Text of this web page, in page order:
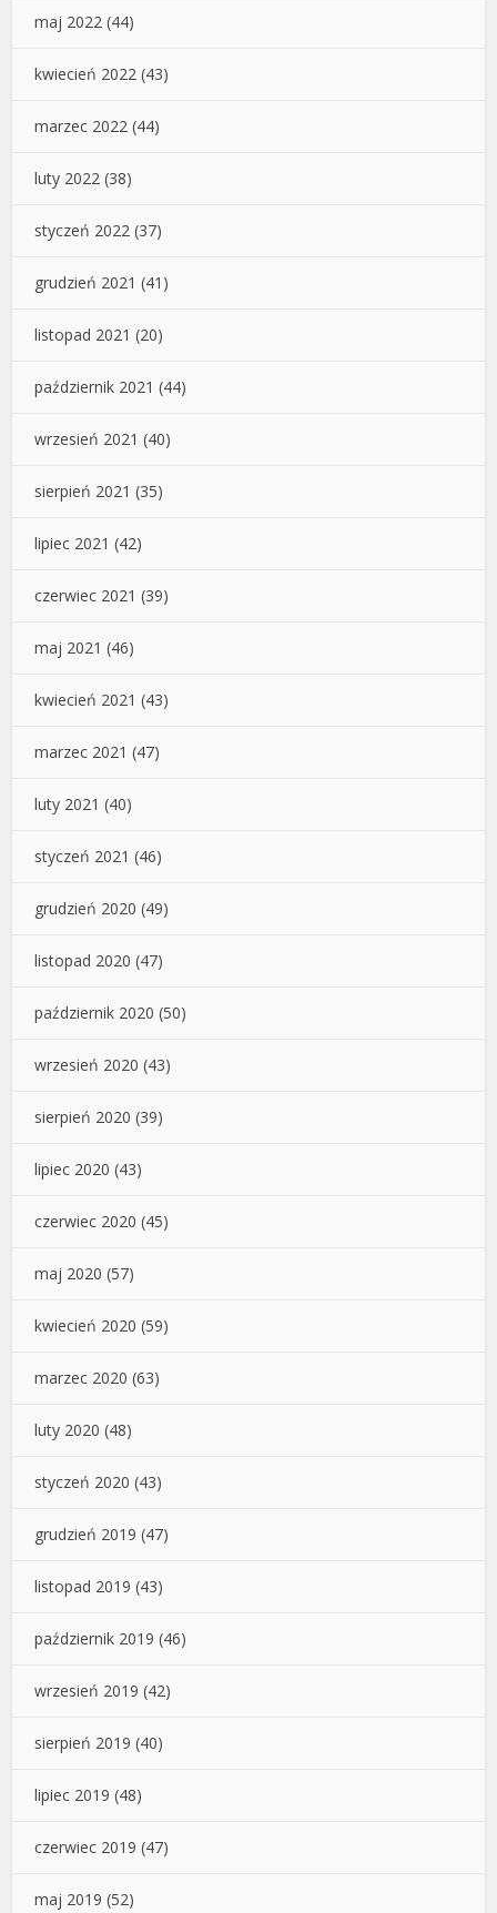
maj 2022 (44)
kwiecień 2022 (43)
marzec 2022 (44)
luty 2022 (38)
styczeń 2022 (37)
grudzień 2021 (41)
listopad 2021 (20)
październik 2021 (44)
wrzesień 2021 (40)
sierpień 2021 (35)
lipiec 2021 (42)
czerwiec 2021 (39)
maj 2021 (46)
kwiecień 2021 (43)
marzec 2021 (47)
luty 2021 (40)
styczeń 2021 (46)
grudzień 2020 (49)
listopad 2020 (47)
październik 2020 (50)
wrzesień 2020 (43)
sierpień 2020 (39)
lipiec 2020 (43)
czerwiec 2020 (45)
maj 2020 (57)
kwiecień 2020 (59)
marzec 2020 (63)
luty 2020 (48)
styczeń 2020 (43)
grudzień 2019 (47)
listopad 2019 (43)
październik 2019 (46)
wrzesień 2019 (42)
sierpień 2019 (40)
lipiec 2019 (48)
czerwiec 2019 (47)
maj 2019 (52)